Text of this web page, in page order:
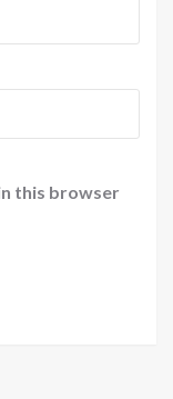
this browser